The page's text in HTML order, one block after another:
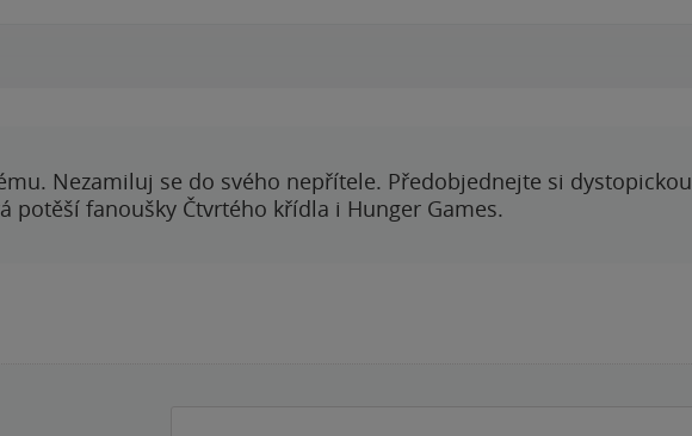
Nezamiluj se do svého nepřítele. Předobjednejte si dystopickou
potěší fanoušky Čtvrtého křídla i Hunger Games.